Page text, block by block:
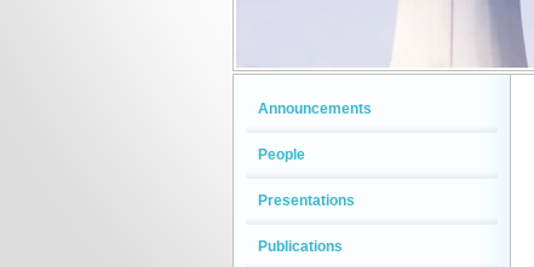
Announcements
People
Presentations
Publications